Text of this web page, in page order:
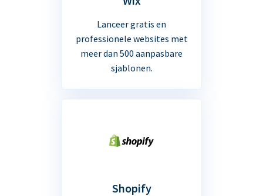
Lanceer gratis en
professionele websites met
meer dan 500 aanpasbare
sjablonen.
Shopify